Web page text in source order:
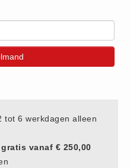
tot 6 werkdagen alleen
gratis vanaf € 250,00